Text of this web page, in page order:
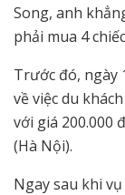
Song, anh
phải mua 4
Trước đó, ngày
về việc du
với giá 200.000
(Hà Nội).
Ngay sau khi